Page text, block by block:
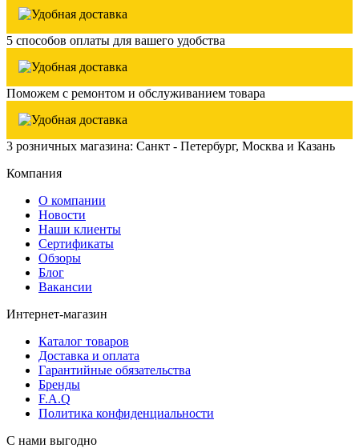
5 способов оплаты для вашего удобства
Поможем с ремонтом и обслуживанием товара
3 розничных магазина: Санкт - Петербург, Москва и Казань
Компания
О компании
Новости
Наши клиенты
Сертификаты
Обзоры
Блог
Вакансии
Интернет-магазин
Каталог товаров
Доставка и оплата
Гарантийные обязательства
Бренды
F.A.Q
Политика конфиденциальности
С нами выгодно